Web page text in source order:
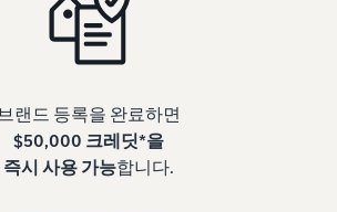
브랜드 등록을 완료하면
$50,000 크레딧*을
즉시 사용 가능합니다.